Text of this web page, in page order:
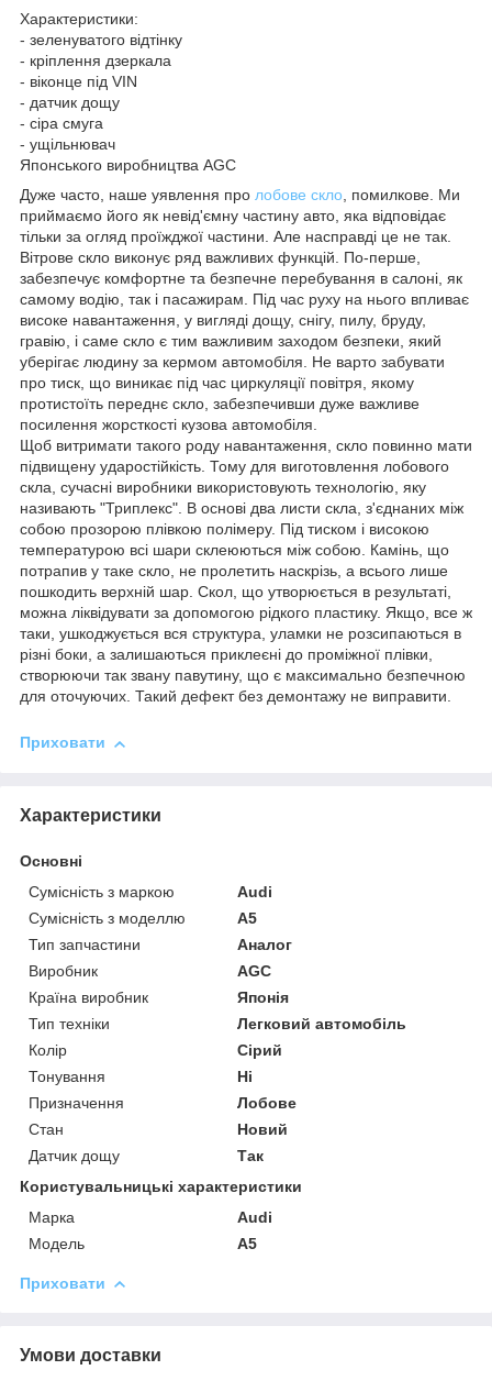
Характеристики:
- зеленуватого відтінку
- кріплення дзеркала
- віконце під VIN
- датчик дощу
- сіра смуга
- ущільнювач
Японського виробництва AGC
Дуже часто, наше уявлення про лобове скло, помилкове. Ми
приймаємо його як невід'ємну частину авто, яка відповідає
тільки за огляд проїжджої частини. Але насправді це не так.
Вітрове скло виконує ряд важливих функцій. По-перше,
забезпечує комфортне та безпечне перебування в салоні, як
самому водію, так і пасажирам. Під час руху на нього впливає
високе навантаження, у вигляді дощу, снігу, пилу, бруду,
гравію, і саме скло є тим важливим заходом безпеки, який
уберігає людину за кермом автомобіля. Не варто забувати
про тиск, що виникає під час циркуляції повітря, якому
протистоїть переднє скло, забезпечивши дуже важливе
посилення жорсткості кузова автомобіля.
Щоб витримати такого роду навантаження, скло повинно мати
підвищену ударостійкість. Тому для виготовлення лобового
скла, сучасні виробники використовують технологію, яку
називають "Триплекс". В основі два листи скла, з'єднаних між
собою прозорою плівкою полімеру. Під тиском і високою
температурою всі шари склеюються між собою. Камінь, що
потрапив у таке скло, не пролетить наскрізь, а всього лише
пошкодить верхній шар. Скол, що утворюється в результаті,
можна ліквідувати за допомогою рідкого пластику. Якщо, все ж
таки, ушкоджується вся структура, уламки не розсипаються в
різні боки, а залишаються приклеєні до проміжної плівки,
створюючи так звану павутину, що є максимально безпечною
для оточуючих. Такий дефект без демонтажу не виправити.
Приховати
Характеристики
Основні
Сумісність з маркою
Audi
Сумісність з моделлю
A5
Тип запчастини
Аналог
Виробник
AGC
Країна виробник
Японія
Тип техніки
Легковий автомобіль
Колір
Сірий
Тонування
Ні
Призначення
Лобове
Стан
Новий
Датчик дощу
Так
Користувальницькі характеристики
Марка
Audi
Модель
A5
Приховати
Умови доставки